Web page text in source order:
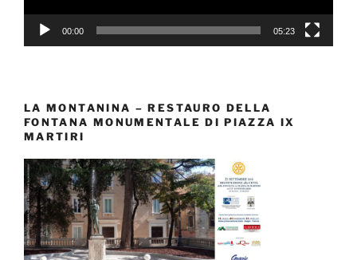
00:00 05:23
LA MONTANINA – RESTAURO DELLA
FONTANA MONUMENTALE DI PIAZZA IX
MARTIRI